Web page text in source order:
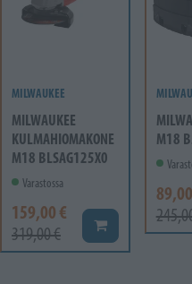
MILWAUKEE
MILWAUKEE
KULMAHIOMAKONE
M18 BLSAG125X0
Varastossa
159,00 €
319,00 € Lisää koriin
M18